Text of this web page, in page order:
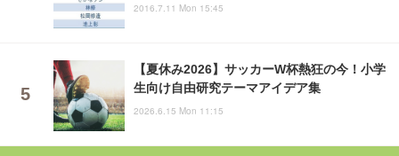
2016.7.11 Mon 15:45
【夏休み2026】サッカーW杯熱狂の今！小学
生向け自由研究テーマアイデア集
2026.6.15 Mon 11:15